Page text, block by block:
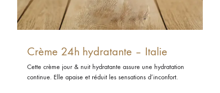
Crème 24h hydratante – Italie
Cette crème jour & nuit hydratante assure une hydratation
continue. Elle apaise et réduit les sensations d’inconfort.